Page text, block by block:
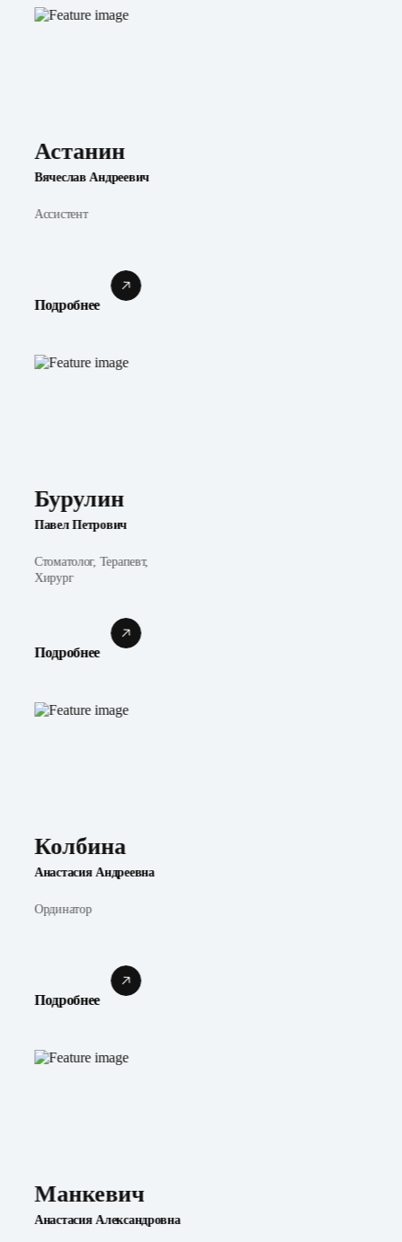
Астанин
Вячеслав Андреевич
Ассистент
Подробнее
Бурулин
Павел Петрович
Стоматолог, Терапевт,
Хирург
Подробнее
Колбина
Анастасия Андреевна
Ординатор
Подробнее
Манкевич
Анастасия Александровна